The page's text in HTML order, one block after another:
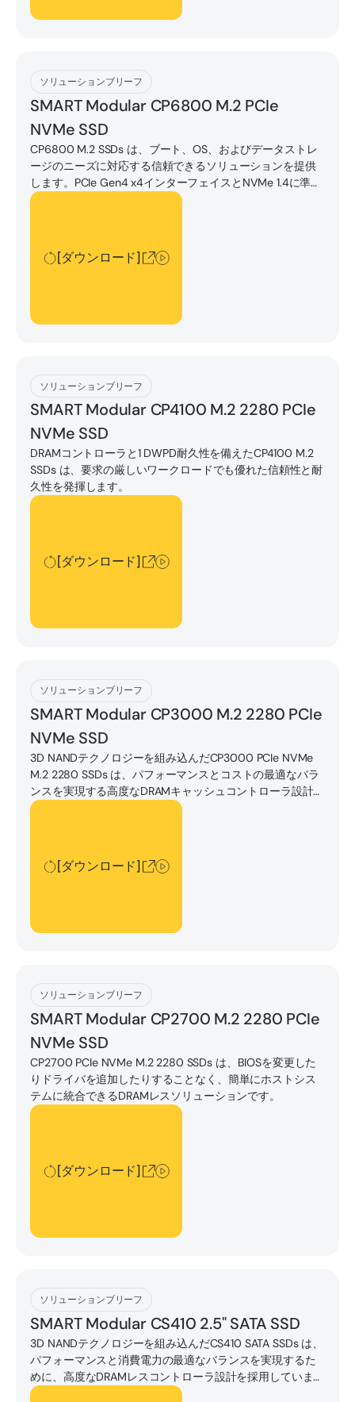
ソリューションブリーフ
SMART Modular CP6800 M.2 PCIe
NVMe SSD
CP6800 M.2 SSDs は、ブート、OS、およびデータストレ
ージのニーズに対応する信頼できるソリューションを提供
します。PCIe Gen4 x4インターフェイスとNVMe 1.4に準拠
しているため、幅広いホストシステムとの互換性が保証さ
[ダウンロード]
[ダウンロード]
[ダウンロード]
ソリューションブリーフ
SMART Modular CP4100 M.2 2280 PCIe
NVMe SSD
DRAMコントローラと1 DWPD耐久性を備えたCP4100 M.2
SSDs は、要求の厳しいワークロードでも優れた信頼性と耐
久性を発揮します。
[ダウンロード]
[ダウンロード]
[ダウンロード]
ソリューションブリーフ
SMART Modular CP3000 M.2 2280 PCIe
NVMe SSD
3D NANDテクノロジーを組み込んだCP3000 PCIe NVMe
M.2 2280 SSDs は、パフォーマンスとコストの最適なバラ
ンスを実現する高度なDRAMキャッシュコントローラ設計を
採用しています。
[ダウンロード]
[ダウンロード]
[ダウンロード]
ソリューションブリーフ
SMART Modular CP2700 M.2 2280 PCIe
NVMe SSD
CP2700 PCIe NVMe M.2 2280 SSDs は、BIOSを変更した
りドライバを追加したりすることなく、簡単にホストシス
テムに統合できるDRAMレスソリューションです。
[ダウンロード]
[ダウンロード]
[ダウンロード]
ソリューションブリーフ
SMART Modular CS410 2.5" SATA SSD
3D NANDテクノロジーを組み込んだCS410 SATA SSDs は、
パフォーマンスと消費電力の最適なバランスを実現するた
めに、高度なDRAMレスコントローラ設計を採用していま
す。
[ダウンロード]
[ダウンロード]